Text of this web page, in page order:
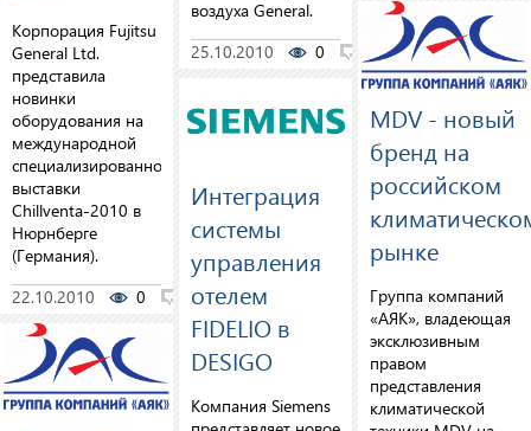
Корпорация Fujitsu
General Ltd.
представила
новинки
оборудования на
международной
специализированной
выставки
Chillventa-2010 в
Нюрнберге
(Германия).
22.10.2010
0 0
воздуха General.
25.10.2010
0 0
Интеграция
системы
управления
отелем
FIDELIO в
DESIGO
Компания Siemens
MDV - новый
бренд на
российском
рынке
Группа компаний
«АЯК», владеющая
эксклюзивным
правом
представления
климатической